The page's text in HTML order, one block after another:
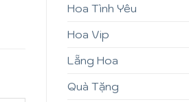
Hoa Tình Yêu
Hoa Vip
Lẵng Hoa
Quà Tặng